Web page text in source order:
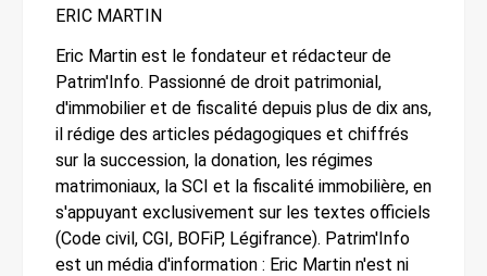
ERIC MARTIN
Eric Martin est le fondateur et rédacteur de
Patrim'Info. Passionné de droit patrimonial,
d'immobilier et de fiscalité depuis plus de dix ans,
il rédige des articles pédagogiques et chiffrés
sur la succession, la donation, les régimes
matrimoniaux, la SCI et la fiscalité immobilière, en
s'appuyant exclusivement sur les textes officiels
(Code civil, CGI, BOFiP, Légifrance). Patrim'Info
est un média d'information : Eric Martin n'est ni